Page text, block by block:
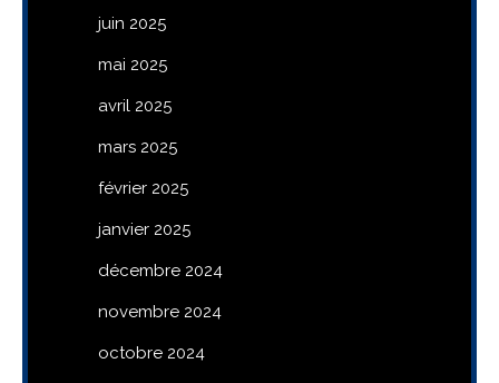
juin 2025
mai 2025
avril 2025
mars 2025
février 2025
janvier 2025
décembre 2024
novembre 2024
octobre 2024